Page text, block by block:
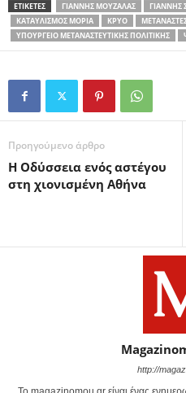
ΕΤΙΚΕΤΕΣ ΓΙΆΝΝΗΣ ΜΟΥΖΆΛΑΣ ΓΙΆΝΝΗΣ
ΚΑΤΑΥΛΙΣΜΌΣ ΜΌΡΙΑ
ΚΡΎΟ
ΥΠΟΥΡΓΕΊΟ ΜΕΤΑΝΑΣΤΕΥΤΙΚΉΣ ΠΟΛΙΤΙΚΉΣ
Προηγούμενο άρθρο
Η Οδύσσεια ενός αστέγου
στη χιονισμένη Αθήνα
http://